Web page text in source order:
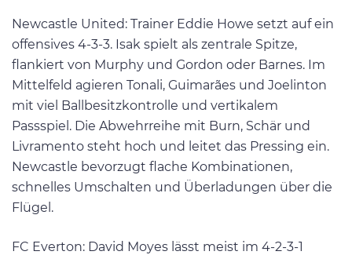
Newcastle United: Trainer Eddie Howe setzt auf ein
offensives 4-3-3. Isak spielt als zentrale Spitze,
flankiert von Murphy und Gordon oder Barnes. Im
Mittelfeld agieren Tonali, Guimarães und Joelinton
mit viel Ballbesitzkontrolle und vertikalem
Passspiel. Die Abwehrreihe mit Burn, Schär und
Livramento steht hoch und leitet das Pressing ein.
Newcastle bevorzugt flache Kombinationen,
schnelles Umschalten und Überladungen über die
Flügel.
FC Everton: David Moyes lässt meist im 4-2-3-1